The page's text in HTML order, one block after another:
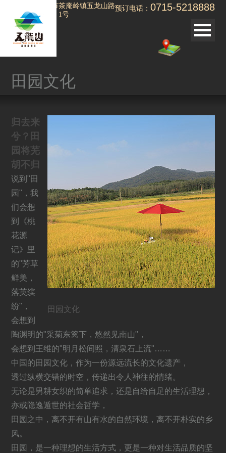
预订电话： 0715-5218888
湖北省赤壁市茶庵岭镇五龙山路
（温泉大道）1号
静谧之美
野趣之美
甜蜜之美
田园文化
田园文化
归去来
兮？田
园将芜
胡不归
说到"田
园"，我
们会想
到《桃
花源
记》里
的"芳草
鲜美，
落英缤
纷"，
会想到
陶渊明的"采菊东篱下，悠然见南山"，
会想到王维的"明月松间照，清泉石上流"……
中国的田园文化，作为一份源远流长的文化遗产，
透过纵横交错的时空，传递出令人神往的情绪。
无论是男耕女织的简单追求，还是自给自足的生活理想，
亦或隐逸遁世的社会哲学，
田园之中，离不开有山有水的自然环境，离不开朴实的乡
风。
田园，是一种理想的生活方式，更是一种对生活品质的坚